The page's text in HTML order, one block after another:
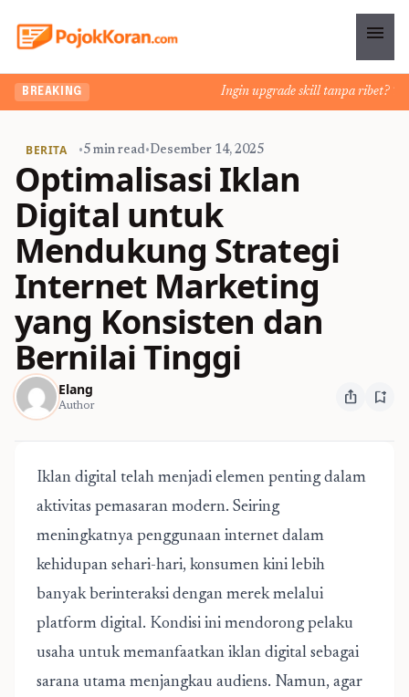
menu
BREAKING Ingin upgrade skill tanpa ribet?
BERITA •5 min read•Desember 14, 2025
Optimalisasi Iklan
Digital untuk
Mendukung Strategi
Internet Marketing
yang Konsisten dan
Bernilai Tinggi
Elang
Author ios_share bookmark_add
Iklan digital telah menjadi elemen penting dalam
aktivitas pemasaran modern. Seiring
meningkatnya penggunaan internet dalam
kehidupan sehari-hari, konsumen kini lebih
banyak berinteraksi dengan merek melalui
platform digital. Kondisi ini mendorong pelaku
usaha untuk memanfaatkan iklan digital sebagai
sarana utama menjangkau audiens. Namun, agar